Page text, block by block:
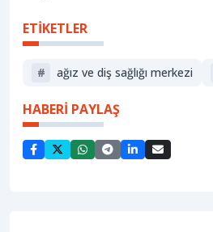
ETİKETLER
# ağız ve diş sağlığı merkezi
HABERİ PAYLAŞ